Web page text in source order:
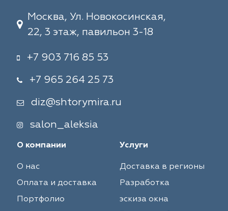
Москва, Ул. Новокосинская,
22, 3 этаж, павильон 3-18
+7 903 716 85 53
+7 965 264 25 73
diz@shtorymira.ru
salon_aleksia
О компании
О нас
Оплата и доставка
Портфолио
Услуги
Доставка в регионы
Разработка
эскиза окна